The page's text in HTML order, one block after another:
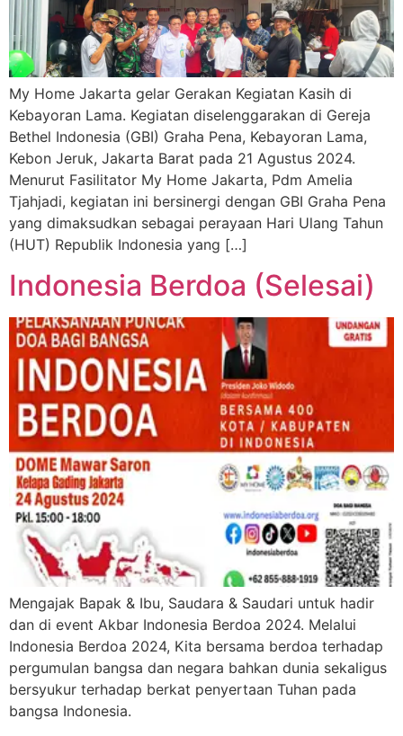
My Home Jakarta gelar Gerakan Kegiatan Kasih di
Kebayoran Lama. Kegiatan diselenggarakan di Gereja
Bethel Indonesia (GBI) Graha Pena, Kebayoran Lama,
Kebon Jeruk, Jakarta Barat pada 21 Agustus 2024.
Menurut Fasilitator My Home Jakarta, Pdm Amelia
Tjahjadi, kegiatan ini bersinergi dengan GBI Graha Pena
yang dimaksudkan sebagai perayaan Hari Ulang Tahun
(HUT) Republik Indonesia yang […]
Indonesia Berdoa (Selesai)
Mengajak Bapak & Ibu, Saudara & Saudari untuk hadir
dan di event Akbar Indonesia Berdoa 2024. Melalui
Indonesia Berdoa 2024, Kita bersama berdoa terhadap
pergumulan bangsa dan negara bahkan dunia sekaligus
bersyukur terhadap berkat penyertaan Tuhan pada
bangsa Indonesia.